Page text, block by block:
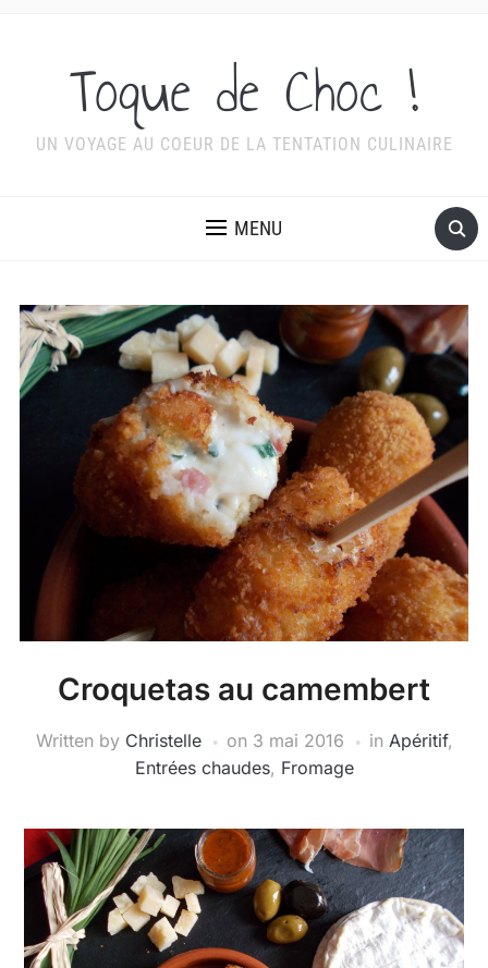
Toque de Choc !
UN VOYAGE AU COEUR DE LA TENTATION CULINAIRE
MENU
Croquetas au camembert
Written by Christelle on 3 mai 2016 in Apéritif,
Entrées chaudes, Fromage